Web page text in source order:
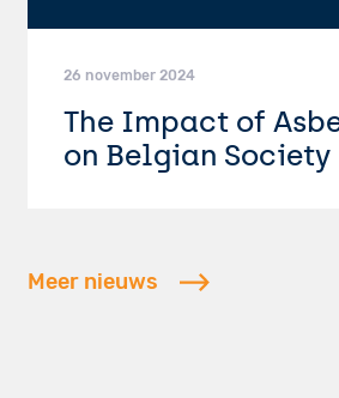
26 november 2024
The Impact of
on Belgian Society
Meer nieuws